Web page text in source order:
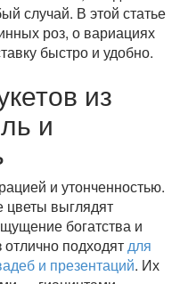
случай. В этой статье
роз, о вариациях
быстро и удобно.
из
и
и утонченностью.
цветы выглядят
богатства и
подходятдля
и презентаций. Их